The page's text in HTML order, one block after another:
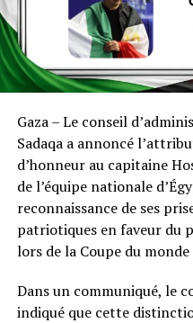
Gaza – Le conseil
Sadaqa a annoncé
d’honneur au capitaine
de l’équipe nationale
reconnaissance de ses
patriotiques en faveur du
lors de la Coupe du monde
Dans un communiqué, le
indiqué que cette